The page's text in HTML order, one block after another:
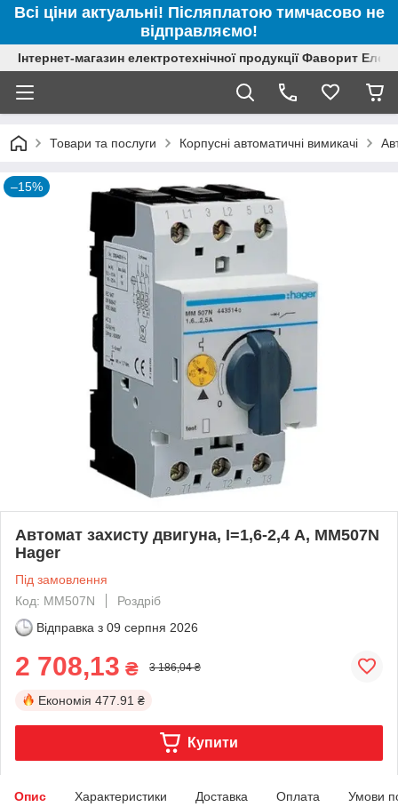
Всі ціни актуальні! Післяплатою тимчасово не
відправляємо!
Інтернет-магазин електротехнічної продукції Фаворит
Товари та послуги Корпусні автоматичні вимикачі
–15%
Автомат захисту двигуна, I=1,6-2,4 А, MM507N
Hager
Під замовлення
Код: MM507N
Роздріб
Відправка з 09 серпня 2026
2 708,13 ₴ 3 186,04 ₴
Економія 477.91 ₴
Купити
Опис Характеристики Доставка Оплата Умови